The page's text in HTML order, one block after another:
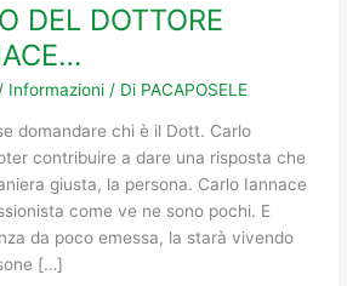
DEL DOTTORE
/ Informazioni / Di PACAPOSELE
domandare chi è il Dott. Carlo
contribuire a dare una risposta che
giusta, la persona. Carlo Iannace
come ve ne sono pochi. E
da poco emessa, la starà vivendo
[…]